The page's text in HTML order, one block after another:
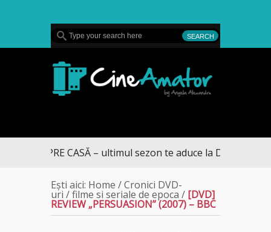
SPRE CASĂ – ultimul sezon te aduce la DIVA
Ești aici: Home /Cronici DVD-
uri /filme si seriale de epoca / [DVD]
REVIEW „PERSUASION” (2007) – BBC